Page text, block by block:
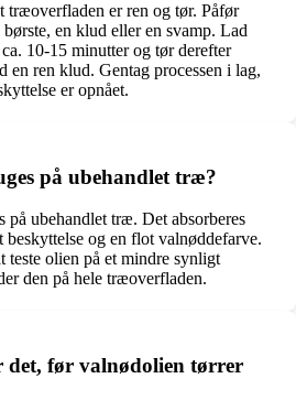
træoverfladen er ren og tør. Påfør
en klud eller en svamp. Lad
10-15 minutter og tør derefter
en ren klud. Gentag processen i lag,
er opnået.
på ubehandlet træ?
på ubehandlet træ. Det absorberes
og en flot valnøddefarve.
teste olien på et mindre synligt
den på hele træoverfladen.
det, før valnødolien tørrer